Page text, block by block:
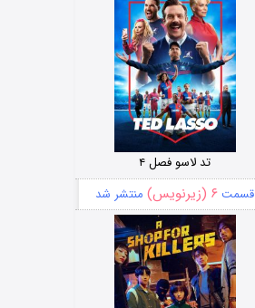
تد لاسو فصل ۴
قسمت ۶ (زیرنویس) منتشر شد